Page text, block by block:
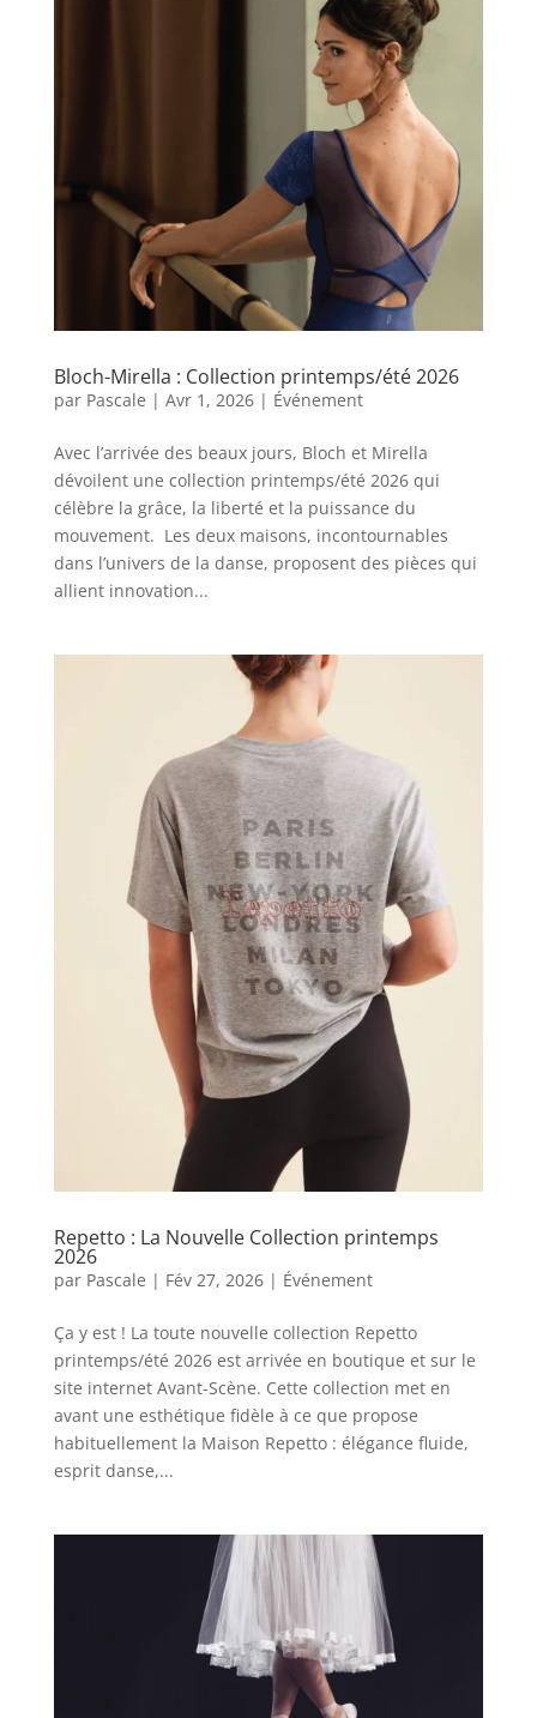
Bloch-Mirella : Collection printemps/été 2026
par Pascale | Avr 1, 2026| Événement
Avec l’arrivée des beaux jours, Bloch et Mirella
dévoilent une collection printemps/été 2026 qui
célèbre la grâce, la liberté et la puissance du
mouvement. Les deux maisons, incontournables
dans l’univers de la danse, proposent des pièces qui
allient innovation...
Repetto : La Nouvelle Collection printemps
2026
par Pascale | Fév 27, 2026| Événement
Ça y est ! La toute nouvelle collection Repetto
printemps/été 2026 est arrivée en boutique et sur le
site internet Avant-Scène. Cette collection met en
avant une esthétique fidèle à ce que propose
habituellement la Maison Repetto : élégance fluide,
esprit danse,...